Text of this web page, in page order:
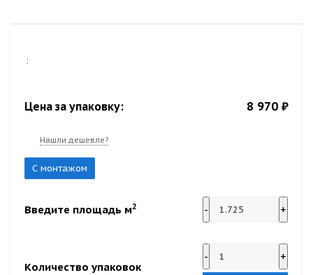
:
Цена за упаковку: 8 970 ₽
Нашли дешевле?
С монтажом
Введите площадь м2 - +
Количество упаковок
- +